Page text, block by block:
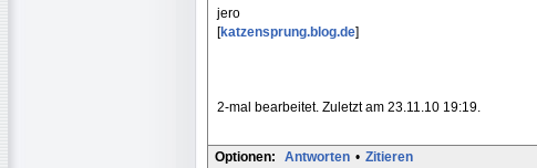
jero
[katzensprung.blog.de]
2-mal bearbeitet. Zuletzt am 23.11.10 19:19.
Optionen: Antworten • Zitieren